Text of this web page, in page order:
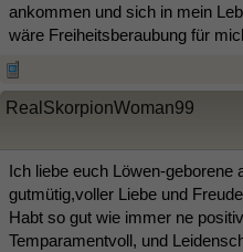
ankommen und sich in mein
wäre Freiheitsberaubung für
RealSkorpionWoman99
Ich liebe euch Löwen-geborene
gutmütig,voller Liebe und
Habt so gut wie immer ne
Temparamentvoll, und